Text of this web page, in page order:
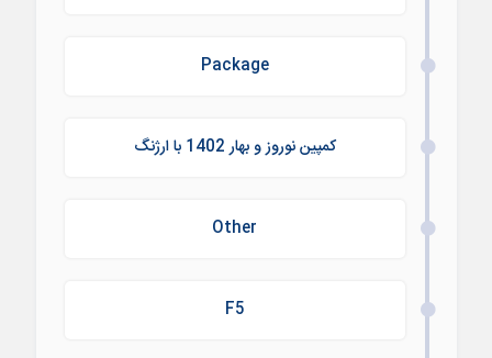
Package
کمپین نوروز و بهار 1402 با ارژنگ
Other
F5